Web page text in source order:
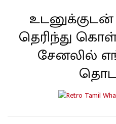
தெரிந்து
சேனலில்